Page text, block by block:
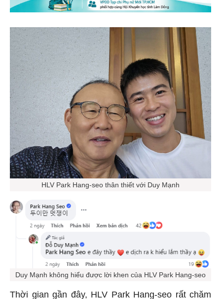
HLV Park Hang-seo thân thiết với Duy Mạnh
Duy Mạnh không hiểu được lời khen của HLV Park Hang-seo
Thời gian gần đây, HLV Park Hang-seo rất chăm